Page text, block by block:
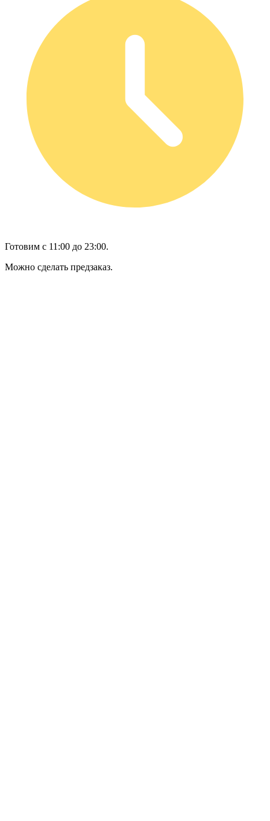
Готовим с 11:00 до 23:00.
Можно сделать предзаказ.